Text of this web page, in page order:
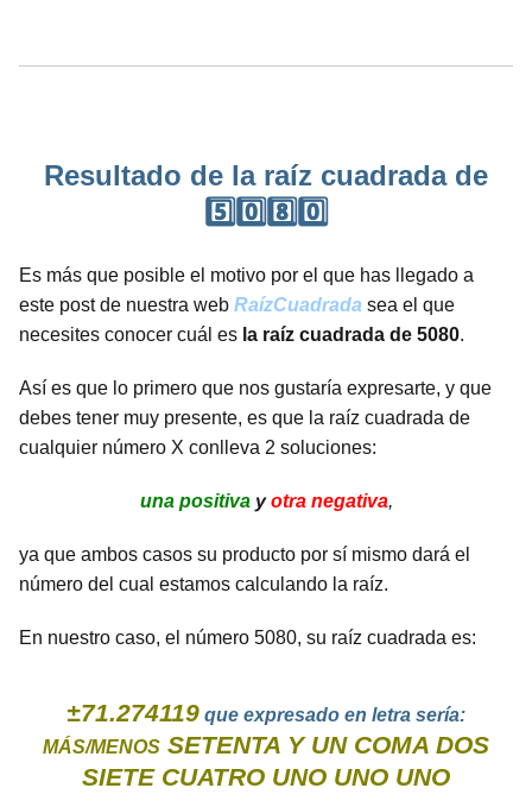
Resultado de la raíz cuadrada de
5️⃣0️⃣8️⃣0️⃣
Es más que posible el motivo por el que has llegado a
este post de nuestra web RaízCuadrada sea el que
necesites conocer cuál es la raíz cuadrada de 5080.
Así es que lo primero que nos gustaría expresarte, y que
debes tener muy presente, es que la raíz cuadrada de
cualquier número X conlleva 2 soluciones:
una positivayotra negativa,
ya que ambos casos su producto por sí mismo dará el
número del cual estamos calculando la raíz.
En nuestro caso, el número 5080, su raíz cuadrada es:
±71.274119 que expresado en letra sería:
MÁS/MENOS SETENTA Y UN COMA DOS
SIETE CUATRO UNO UNO UNO